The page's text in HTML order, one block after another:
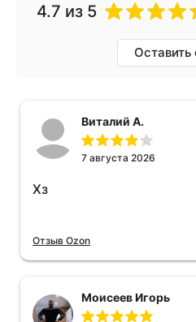
4.7 из 5
Оставить
Виталий А.
7 августа 2026
Хз
Отзыв Ozon
Моисеев Игорь